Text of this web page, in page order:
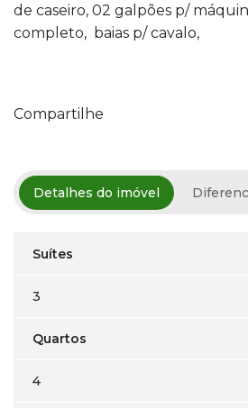
de caseiro, 02 galpões p/
completo, baias p/ cavalo,
Compartilhe
Detalhes do imóvel
Suítes
3
Quartos
4